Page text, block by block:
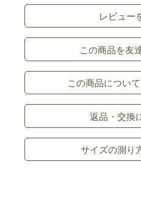
レビュー
この商品を友
この商品につい
返品・交換
サイズの測り